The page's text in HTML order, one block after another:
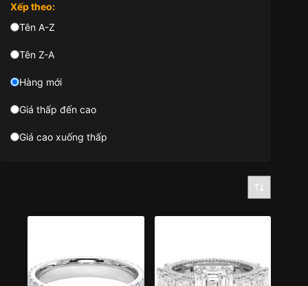
Xếp theo:
Tên A-Z
Tên Z-A
Hàng mới
Giá thấp đến cao
Giá cao xuống thấp